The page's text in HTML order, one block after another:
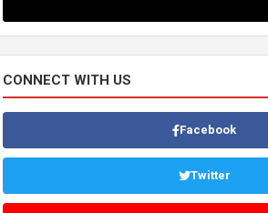
CONNECT WITH US
Facebook
Twitter